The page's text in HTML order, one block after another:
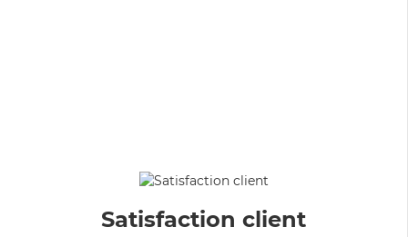
Satisfaction client